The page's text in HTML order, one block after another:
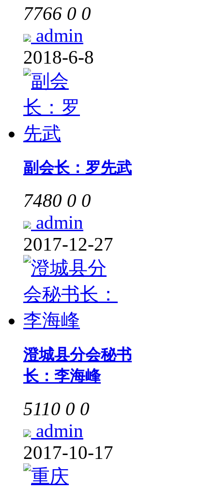
7766 0 0
admin
2018-6-8
副会长：罗先武
7480 0 0
admin
2017-12-27
澄城县分会秘书
长：李海峰
5110 0 0
admin
2017-10-17